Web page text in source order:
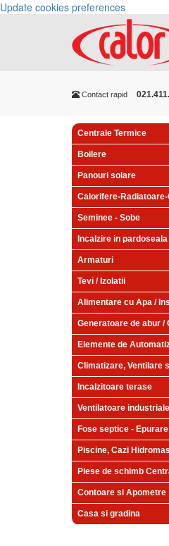
Update cookies preferences
Contact rapid
Centrale Termice
Boilere
Panouri solare
Calorifere-
Seminee - Sobe
Incalzire in pardoseala
Armaturi
Tevi / Izolatii
Alimentare cu Apa /
Generatoare de abur /
Elemente de
Climatizare, Ventilare
Incalzitoare terase
Ventilatoare
Fose septice -
Piscine, Cazi
Piese de schimb
Contoare si Apometre
Casa si gradina